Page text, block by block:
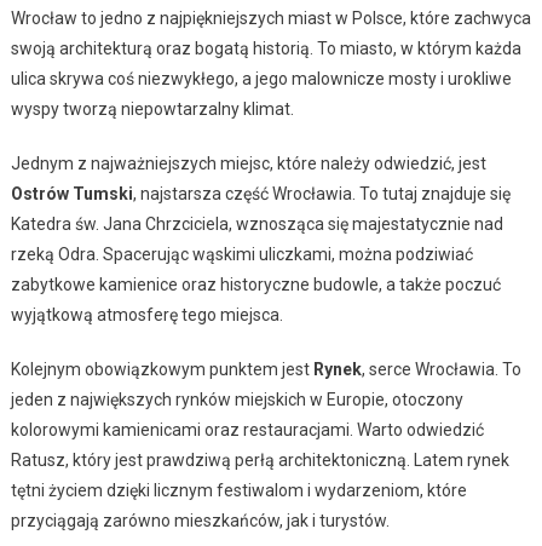
Wrocław to jedno z najpiękniejszych miast w Polsce, które zachwyca
swoją architekturą oraz bogatą historią. To miasto, w którym każda
ulica skrywa coś niezwykłego, a jego malownicze mosty i urokliwe
wyspy tworzą niepowtarzalny klimat.
Jednym z najważniejszych miejsc, które należy odwiedzić, jest
Ostrów Tumski, najstarsza część Wrocławia. To tutaj znajduje się
Katedra św. Jana Chrzciciela, wznosząca się majestatycznie nad
rzeką Odra. Spacerując wąskimi uliczkami, można podziwiać
zabytkowe kamienice oraz historyczne budowle, a także poczuć
wyjątkową atmosferę tego miejsca.
Kolejnym obowiązkowym punktem jest Rynek, serce Wrocławia. To
jeden z największych rynków miejskich w Europie, otoczony
kolorowymi kamienicami oraz restauracjami. Warto odwiedzić
Ratusz, który jest prawdziwą perłą architektoniczną. Latem rynek
tętni życiem dzięki licznym festiwalom i wydarzeniom, które
przyciągają zarówno mieszkańców, jak i turystów.